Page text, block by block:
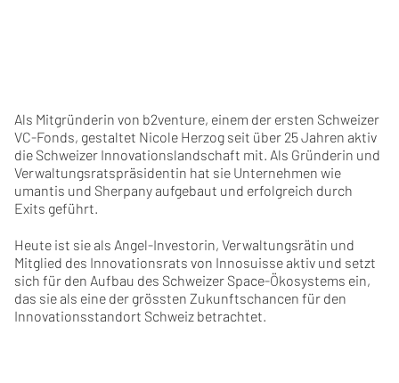
Als Mitgründerin von b2venture, einem der ersten Schweizer
VC-Fonds, gestaltet Nicole Herzog seit über 25 Jahren aktiv
die Schweizer Innovationslandschaft mit. Als Gründerin und
Verwaltungsratspräsidentin hat sie Unternehmen wie
umantis und Sherpany aufgebaut und erfolgreich durch
Exits geführt.
Heute ist sie als Angel-Investorin, Verwaltungsrätin und
Mitglied des Innovationsrats von Innosuisse aktiv und setzt
sich für den Aufbau des Schweizer Space-Ökosystems ein,
das sie als eine der grössten Zukunftschancen für den
Innovationsstandort Schweiz betrachtet.